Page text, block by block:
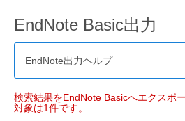
EndNote Basic出力
EndNote出力ヘルプ
検索結果をEndNote Basicへエクスポー
対象は1件です。